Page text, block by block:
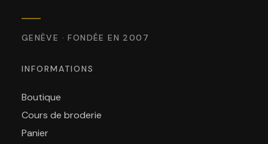
GENÈVE · FONDÉE EN 2007
INFORMATIONS
Boutique
Cours de broderie
Panier